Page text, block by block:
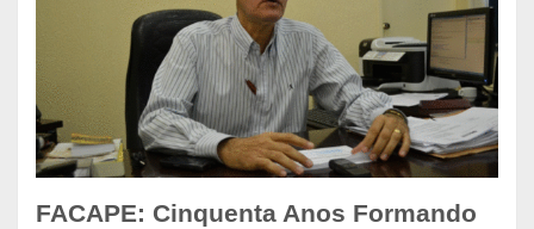
FACAPE: Cinquenta Anos Formando